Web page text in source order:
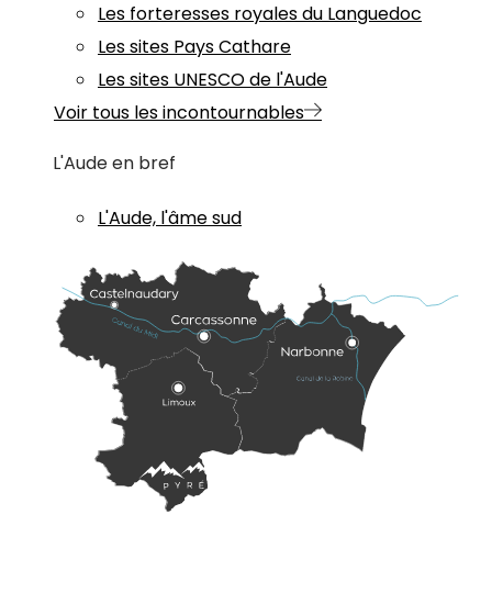
Les forteresses royales du Languedoc
Les sites Pays Cathare
Les sites UNESCO de l'Aude
Voir tous les incontournables
L'Aude en bref
L'Aude, l'âme sud